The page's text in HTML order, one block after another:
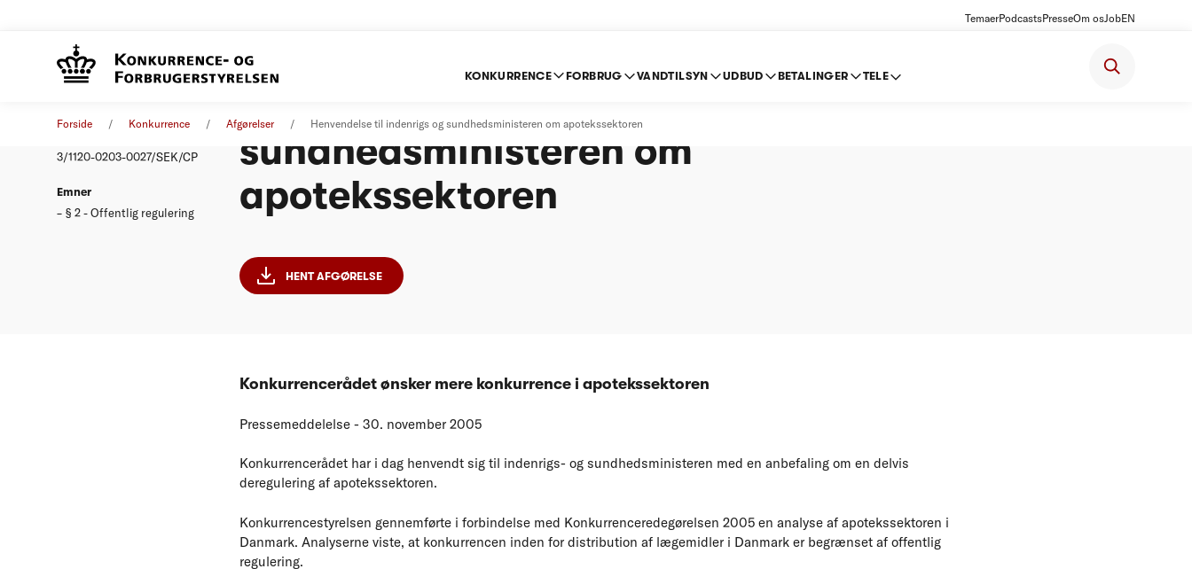
TemaerPodcastsPresseOm osJobEN
KONKURRENCE FORBRUG VANDTILSYN UDBUD BETALINGER TELE
Forside Konkurrence Afgørelser Henvendelse til indenrigs og sundhedsministeren om apotekssektoren
3/1120-0203-0027/SEK/CP
Emner
§ 2 - Offentlig regulering
sundhedsministeren om
apotekssektoren
HENT AFGØRELSE
Konkurrencerådet ønsker mere konkurrence i apotekssektoren
Pressemeddelelse - 30. november 2005
Konkurrencerådet har i dag henvendt sig til indenrigs- og sundhedsministeren med en anbefaling om en delvis
deregulering af apotekssektoren.
Konkurrencestyrelsen gennemførte i forbindelse med Konkurrenceredegørelsen 2005 en analyse af apotekssektoren i
Danmark. Analyserne viste, at konkurrencen inden for distribution af lægemidler i Danmark er begrænset af offentlig
regulering.